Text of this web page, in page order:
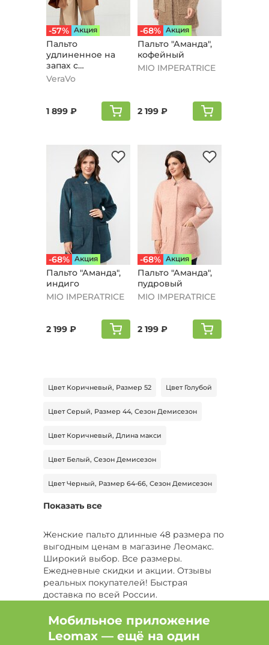
-57% Aкция
Пальто
удлиненное на
запах с
разрезами,
VeraVo
1 899 ₽
-68% Aкция
Пальто "Аманда",
кофейный
MIO IMPERATRICE
2 199 ₽
-68% Aкция
Пальто "Аманда",
индиго
MIO IMPERATRICE
2 199 ₽
-68% Aкция
Пальто "Аманда",
пудровый
MIO IMPERATRICE
2 199 ₽
Цвет Коричневый, Размер 52 Цвет Голубой
Цвет Серый, Размер 44, Сезон Демисезон
Цвет Коричневый, Длина макси
Цвет Белый, Сезон Демисезон
Цвет Черный, Размер 64-66, Сезон Демисезон
Цвет Черный, Размер 52-54, Сезон Зима
Цвет Черный, Размер 52-54, Тип шуба
Цвет Черный, Размер 44-46, Длина миди
Размер 42-44 Размер 58, Сезон Зима
Цвет Зеленый, Размер 48, Сезон Зима
Показать все
Женские пальто длинные 48 размера по
выгодным ценам в магазине Леомакс.
Широкий выбор. Все размеры.
Ежедневные скидки и акции. Отзывы
реальных покупателей! Быстрая
доставка по всей России.
Мобильное приложение
Leomax — ещё на один